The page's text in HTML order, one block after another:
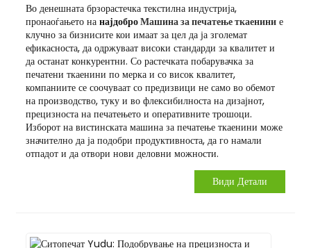
Во денешната брзорастечка текстилна индустрија,
пронаоѓањето на најдоброМашина за печатење ткаениние
клучно за бизнисите кои имаат за цел да ја зголемат
ефикасноста, да одржуваат високи стандарди за квалитет и
да останат конкурентни. Со растечката побарувачка за
печатени ткаенини по мерка и со висок квалитет,
компаниите се соочуваат со предизвици не само во обемот
на производство, туку и во флексибилноста на дизајнот,
прецизноста на печатењето и оперативните трошоци.
Изборот на вистинската машина за печатење ткаенини може
значително да ја подобри продуктивноста, да го намали
отпадот и да отвори нови деловни можности.
Види Детали